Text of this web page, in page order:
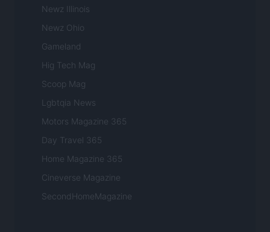
Newz Illinois
Newz Ohio
Gameland
Hig Tech Mag
Scoop Mag
Lgbtqia News
Motors Magazine 365
Day Travel 365
Home Magazine 365
Cineverse Magazine
SecondHomeMagazine